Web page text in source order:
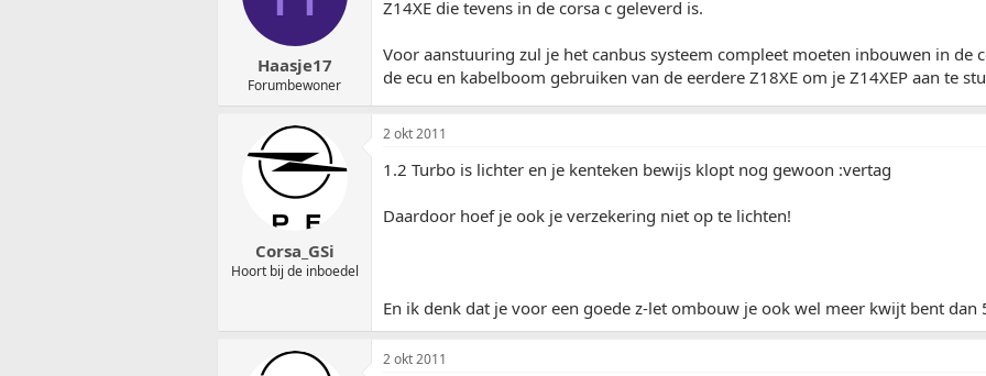
Haasje17
Forumbewoner
Z14XE die tevens in de corsa c geleverd is.
Voor aanstuuring zul je het canbus systeem compleet moeten inbouwen in de
de ecu en kabelboom gebruiken van de eerdere Z18XE om je Z14XEP aan te
Corsa_GSi
Hoort bij de inboedel
2 okt 2011
1.2 Turbo is lichter en je kenteken bewijs klopt nog gewoon :vertag
Daardoor hoef je ook je verzekering niet op te lichten!
En ik denk dat je voor een goede z-let ombouw je ook wel meer kwijt bent dan
2 okt 2011